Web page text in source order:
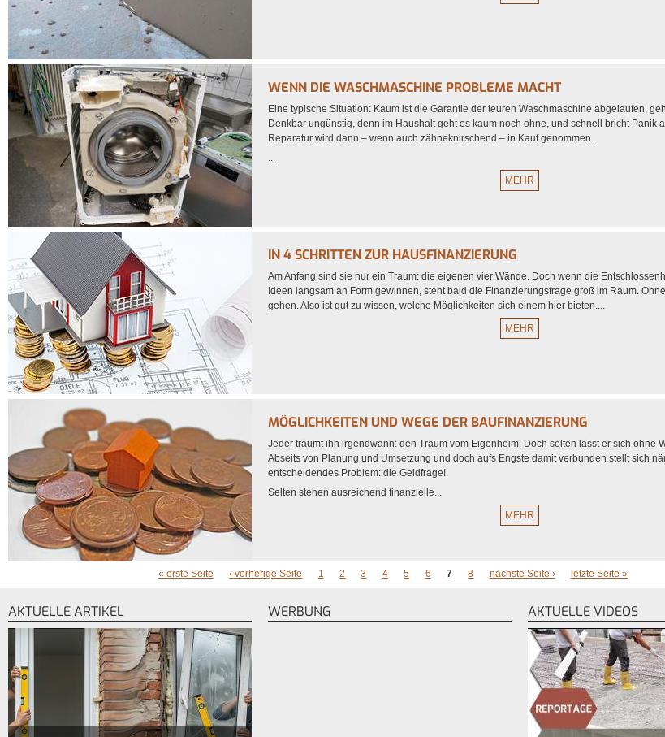
WENN DIE WASCHMASCHINE PROBLEME MACHT
Eine typische Situation: Kaum ist die Garantie der teuren Waschmaschine abgelaufen,
Denkbar ungünstig, denn im Haushalt geht es kaum noch ohne, und schnell bricht Panik
Reparatur wird dann – wenn auch zähneknirschend – in Kauf genommen.
MEHR
IN 4 SCHRITTEN ZUR HAUSFINANZIERUNG
Am Anfang sind sie nur ein Traum: die eigenen vier Wände. Doch wenn die
Ideen langsam an Form gewinnen, steht bald die Finanzierungsfrage groß im Raum.
gehen. Also ist gut zu wissen, welche Möglichkeiten sich einem hier bieten....
MEHR
MÖGLICHKEITEN UND WEGE DER BAUFINANZIERUNG
Jeder träumt ihn irgendwann: den Traum vom Eigenheim. Doch selten lässt er sich ohne
Abseits von Planung und Umsetzung und doch aufs Engste damit verbunden stellt sich
entscheidendes Problem: die Geldfrage!
Selten stehen ausreichend finanzielle...
MEHR
« erste Seite ‹ vorherige Seite 1 2 3 4 5 6 7 8 nächste Seite › letzte Seite »
AKTUELLE ARTIKEL WERBUNG AKTUELLE VIDEOS